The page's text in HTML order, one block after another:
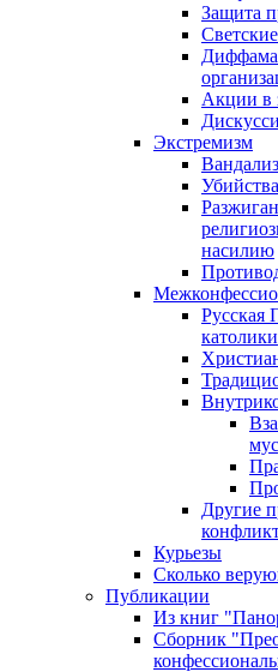
Защита
Акции в
Экстремизм
насилию
Русская
католики
Другие
Курьезы
Сколько
Публикации
Из книг
Сборник